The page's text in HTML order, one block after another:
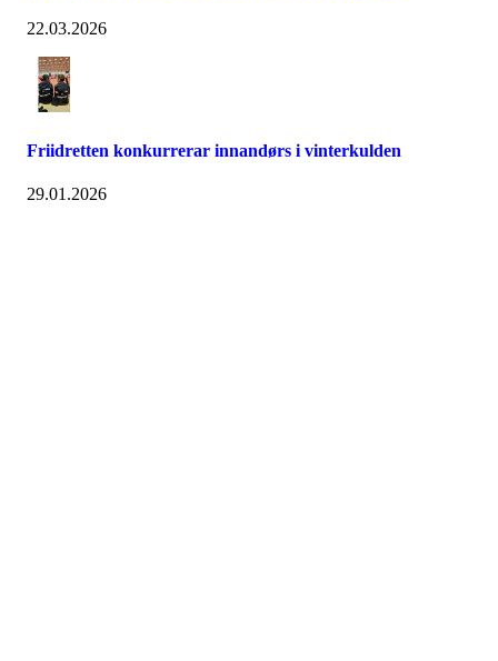
22.03.2026
Friidretten konkurrerar innandørs i vinterkulden
29.01.2026